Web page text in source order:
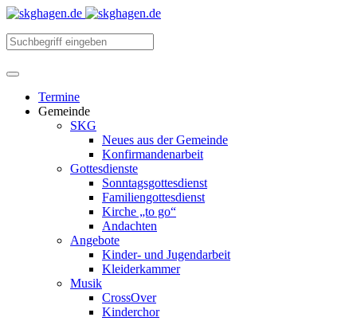
Termine
Gemeinde
SKG
Neues aus der Gemeinde
Konfirmandenarbeit
Gottesdienste
Sonntagsgottesdienst
Familiengottesdienst
Kirche „to go“
Andachten
Angebote
Kinder- und Jugendarbeit
Kleiderkammer
Musik
CrossOver
Kinderchor